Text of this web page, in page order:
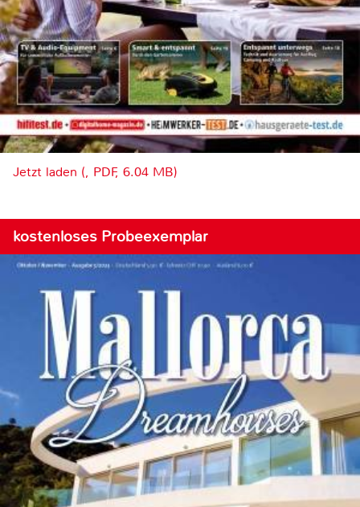
Jetzt laden (, PDF, 6.04 MB)
kostenloses Probeexemplar